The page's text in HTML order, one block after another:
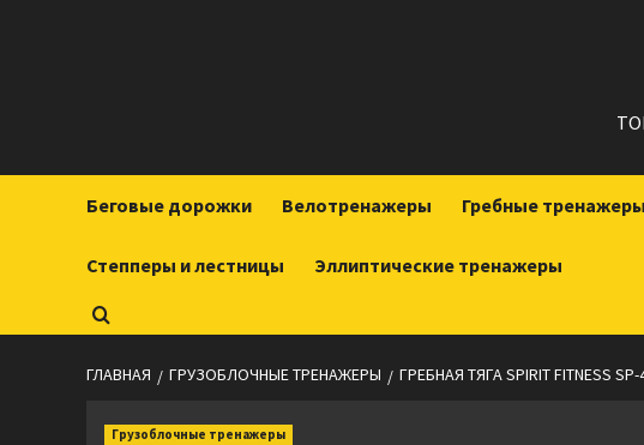
Беговые дорожки Велотренажеры Гребные тренажеры
Степперы и лестницы Эллиптические тренажеры
ГЛАВНАЯ ГРУЗОБЛОЧНЫЕ ТРЕНАЖЕРЫ ГРЕБНАЯ ТЯГА SPIRIT FITNESS
Грузоблочные тренажеры